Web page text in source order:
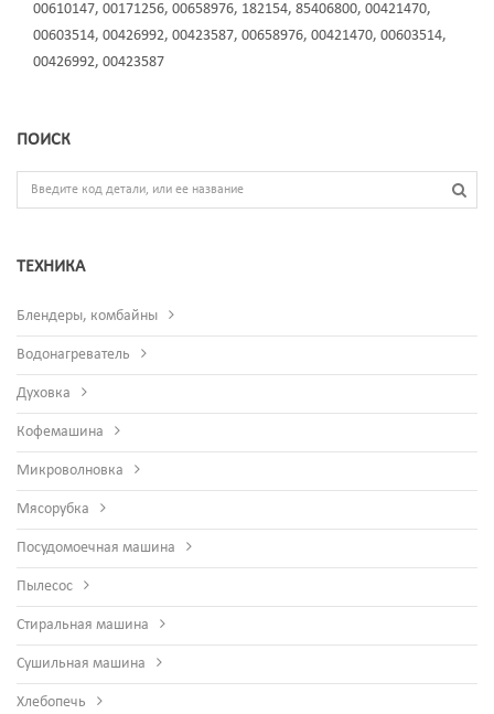
00610147, 00171256, 00658976, 182154, 85406800, 00421470,
00603514, 00426992, 00423587, 00658976, 00421470, 00603514,
00426992, 00423587
ПОИСК
ТЕХНИКА
Блендеры, комбайны
Водонагреватель
Духовка
Кофемашина
Микроволновка
Мясорубка
Посудомоечная машина
Пылесос
Стиральная машина
Сушильная машина
Хлебопечь